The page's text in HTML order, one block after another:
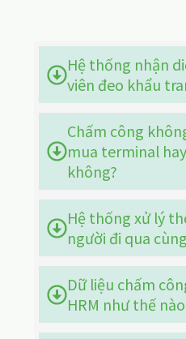
Hệ thống nhận
viên đeo khẩu
Chấm công
mua terminal
không?
Hệ thống xử lý
người đi qua
Dữ liệu chấm
HRM như thế